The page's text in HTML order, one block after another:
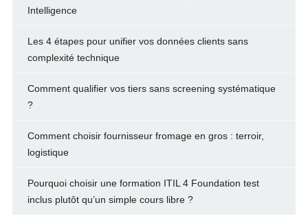
Intelligence
Les 4 étapes pour unifier vos données clients sans
complexité technique
Comment qualifier vos tiers sans screening systématique
?
Comment choisir fournisseur fromage en gros : terroir,
logistique
Pourquoi choisir une formation ITIL 4 Foundation test
inclus plutôt qu’un simple cours libre ?